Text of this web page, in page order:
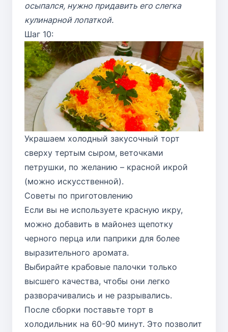
осыпался, нужно придавить его слегка
кулинарной лопаткой.
Шаг 10:
Украшаем холодный закусочный торт
сверху тертым сыром, веточками
петрушки, по желанию – красной икрой
(можно искусственной).
Советы по приготовлению
Если вы не используете красную икру,
можно добавить в майонез щепотку
черного перца или паприки для более
выразительного аромата.
Выбирайте крабовые палочки только
высшего качества, чтобы они легко
разворачивались и не разрывались.
После сборки поставьте торт в
холодильник на 60-90 минут. Это позволит